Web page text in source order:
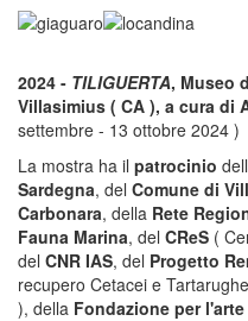
2024 - TILIGUERTA, Museo
Villasimius ( CA ), a cura di
settembre - 13 ottobre 2024 )
La mostra ha il patrocinio
Sardegna, del Comune di
Carbonara, della Rete
Fauna Marina, del CReS (
del CNR IAS, del Progetto
recupero Cetacei e
), della Fondazione per